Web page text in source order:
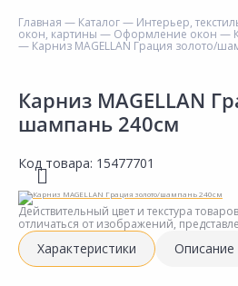
Войти
Перейти к
Избранное
Недавно
товары
Главная — Каталог— Интерьер,
окон, картины — Оформление окон —
— Карниз MAGELLAN Грация золото/
Карниз MAGELLAN
шампань 240см
Код товара: 15477701
Действительный цвет и текстура
отличаться от изображений,
Характеристики Описание